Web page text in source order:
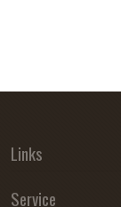
Links
Service